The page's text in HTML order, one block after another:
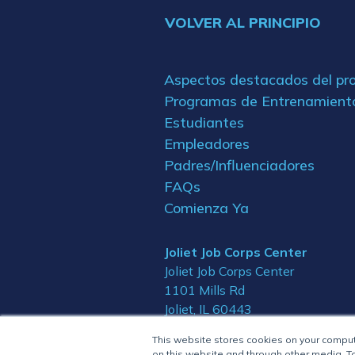
This website stores cookies on your
VOLVER AL PRINCIPIO
Aspectos destacados del
Programas de
Estudiantes
Empleadores
Padres/Influenciadores
FAQs
Comienza Ya
Joliet Job Corps Center
Joliet Job Corps Center
1101 Mills Rd
Joliet, IL 60443